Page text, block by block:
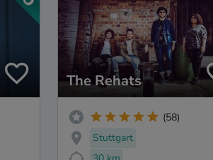
The Rehats
(58)
Stuttgart